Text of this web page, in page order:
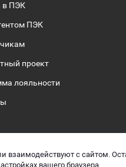
взаимодействуют с сайтом.
вашего браузера.
в ПЭК
ПЭК
проект
лояльности
Управляй